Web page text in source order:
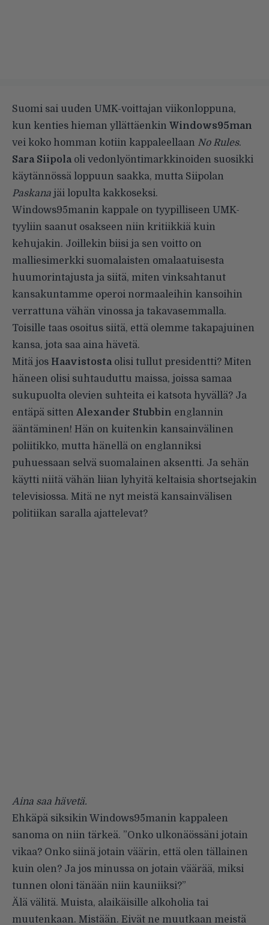
Suomi sai uuden UMK-voittajan viikonloppuna,
kun kenties hieman yllättäenkin Windows95man
vei koko homman kotiin kappaleellaan No Rules.
Sara Siipola oli vedonlyöntimarkkinoiden suosikki
käytännössä loppuun saakka, mutta Siipolan
Paskana jäi lopulta kakkoseksi.
Windows95manin kappale on tyypilliseen UMK-
tyyliin saanut osakseen niin kritiikkiä kuin
kehujakin. Joillekin biisi ja sen voitto on
malliesimerkki suomalaisten omalaatuisesta
huumorintajusta ja siitä, miten vinksahtanut
kansakuntamme operoi normaaleihin kansoihin
verrattuna vähän vinossa ja takavasemmalla.
Toisille taas osoitus siitä, että olemme takapajuinen
kansa, jota saa aina hävetä.
Mitä jos Haavistosta olisi tullut presidentti? Miten
häneen olisi suhtauduttu maissa, joissa samaa
sukupuolta olevien suhteita ei katsota hyvällä? Ja
entäpä sitten Alexander Stubbin englannin
ääntäminen! Hän on kuitenkin kansainvälinen
poliitikko, mutta hänellä on englanniksi
puhuessaan selvä suomalainen aksentti. Ja sehän
käytti niitä vähän liian lyhyitä keltaisia shortsejakin
televisiossa. Mitä ne nyt meistä kansainvälisen
politiikan saralla ajattelevat?
Aina saa hävetä.
Ehkäpä siksikin Windows95manin kappaleen
sanoma on niin tärkeä. ”Onko ulkonäössäni jotain
vikaa? Onko siinä jotain väärin, että olen tällainen
kuin olen? Ja jos minussa on jotain väärää, miksi
tunnen oloni tänään niin kauniiksi?”
Älä välitä. Muista, alaikäisille alkoholia tai
muutenkaan. Mistään. Eivät ne muutkaan meistä